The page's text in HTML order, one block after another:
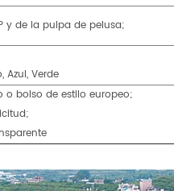
y de la pulpa de pelusa;
Azul, Verde
o bolso de estilo europeo;